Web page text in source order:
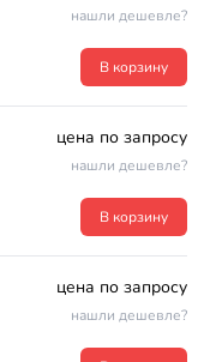
нашли дешевле?
В корзину
цена по запросу
нашли дешевле?
В корзину
цена по запросу
нашли дешевле?